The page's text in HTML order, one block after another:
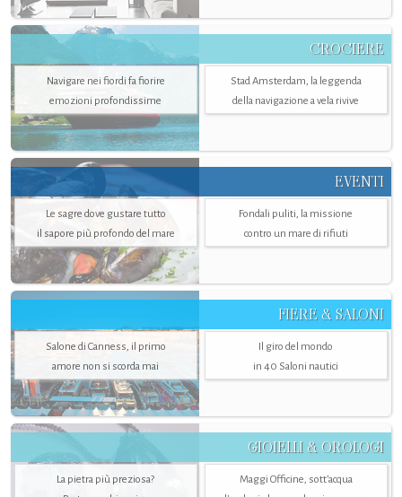
CROCIERE
Navigare nei fiordi fa fiorire
emozioni profondissime
Stad Amsterdam, la leggenda
della navigazione a vela rivive
EVENTI
Le sagre dove gustare tutto
il sapore più profondo del mare
Fondali puliti, la missione
contro un mare di rifiuti
FIERE & SALONI
Salone di Canness, il primo
amore non si scorda mai
Il giro del mondo
in 40 Saloni nautici
GIOIELLI & OROLOGI
La pietra più preziosa?
Maggi Officine, sott’acqua